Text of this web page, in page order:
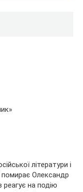
літератури і
помирає Олександр
реагує на подію